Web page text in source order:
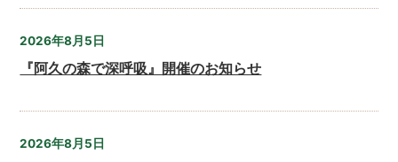
2026年8月5日
『阿久の森で深呼吸』開催のお知らせ
2026年8月5日